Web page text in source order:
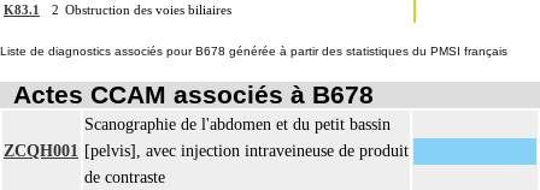
K83.1 2 Obstruction des voies biliaires
Liste de diagnostics associés pour B678 générée à partir des statistiques du PMSI français
Actes CCAM associés à B678
ZCQH001
Scanographie de l'abdomen et du petit bassin
[pelvis], avec injection intraveineuse de produit
de contraste